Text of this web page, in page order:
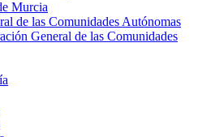
Murcia
de las Comunidades Autónomas
General de las Comunidades